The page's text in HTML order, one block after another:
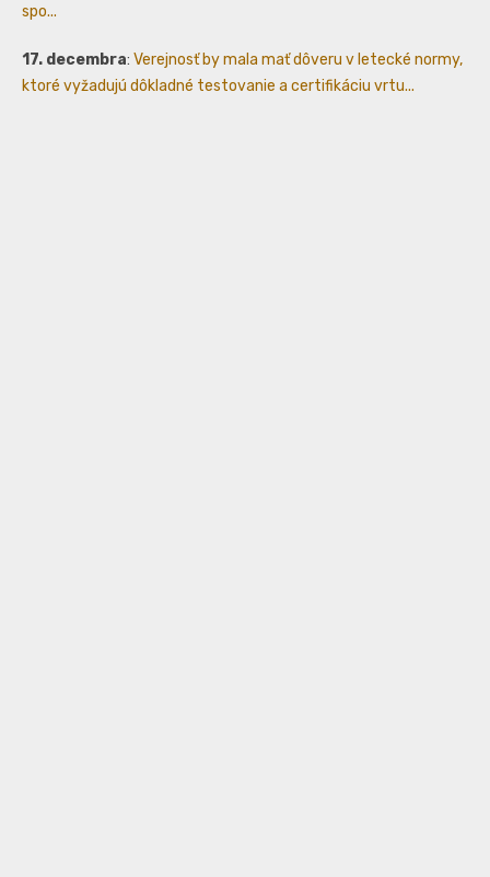
spo...
17. decembra: Verejnosť by mala mať dôveru v letecké normy,
ktoré vyžadujú dôkladné testovanie a certifikáciu vrtu...